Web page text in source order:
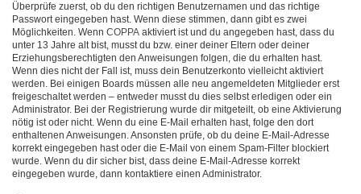
Überprüfe zuerst, ob du den richtigen Benutzernamen und das richtige
Passwort eingegeben hast. Wenn diese stimmen, dann gibt es zwei
Möglichkeiten. Wenn COPPA aktiviert ist und du angegeben hast, dass du
unter 13 Jahre alt bist, musst du bzw. einer deiner Eltern oder deiner
Erziehungsberechtigten den Anweisungen folgen, die du erhalten hast.
Wenn dies nicht der Fall ist, muss dein Benutzerkonto vielleicht aktiviert
werden. Bei einigen Boards müssen alle neu angemeldeten Mitglieder erst
freigeschaltet werden – entweder musst du dies selbst erledigen oder ein
Administrator. Bei der Registrierung wurde dir mitgeteilt, ob eine Aktivierung
nötig ist oder nicht. Wenn du eine E-Mail erhalten hast, folge den dort
enthaltenen Anweisungen. Ansonsten prüfe, ob du deine E-Mail-Adresse
korrekt eingegeben hast oder die E-Mail von einem Spam-Filter blockiert
wurde. Wenn du dir sicher bist, dass deine E-Mail-Adresse korrekt
eingegeben wurde, dann kontaktiere einen Administrator.